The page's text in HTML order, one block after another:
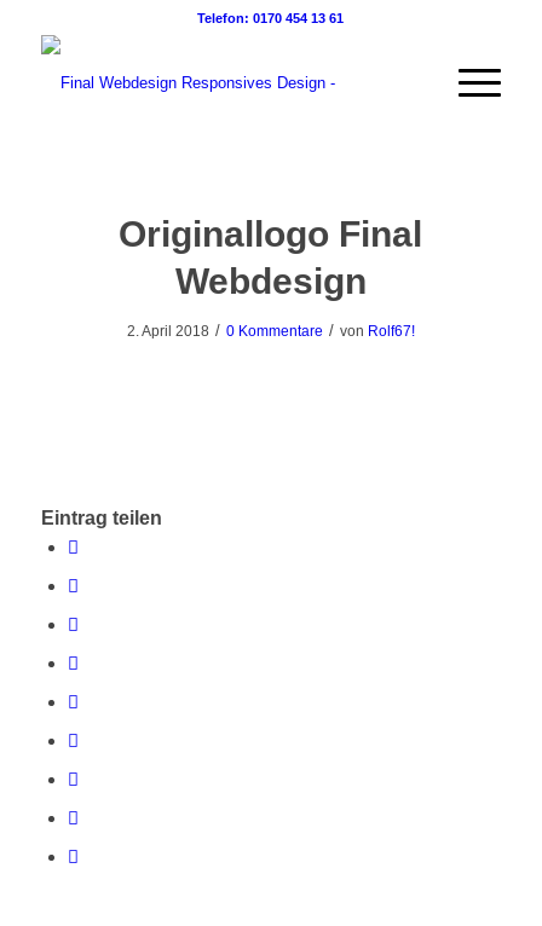
Telefon: 0170 454 13 61
Originallogo Final
Webdesign
2. April 2018 / 0 Kommentare / von Rolf67!
Eintrag teilen